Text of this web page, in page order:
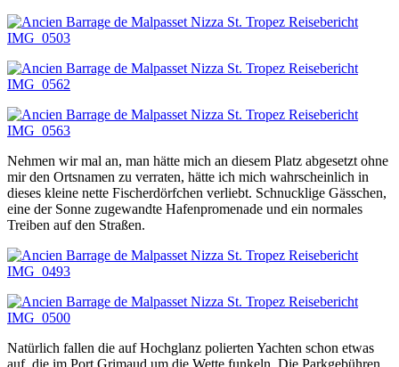
Nehmen wir mal an, man hätte mich an diesem Platz abgesetzt ohne
mir den Ortsnamen zu verraten, hätte ich mich wahrscheinlich in
dieses kleine nette Fischerdörfchen verliebt. Schnucklige Gässchen,
eine der Sonne zugewandte Hafenpromenade und ein normales
Treiben auf den Straßen.
Natürlich fallen die auf Hochglanz polierten Yachten schon etwas
auf, die im Port Grimaud um die Wette funkeln. Die Parkgebühren